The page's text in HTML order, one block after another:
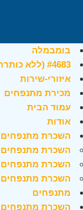
בומבמלה
#4683 (ללא כותרת)
איזורי-שירות
מכירת מתנפחים
עמוד הבית
אודות
השכרת מתנפחים
השכרת מתנפחים
השכרת מתנפחים
השכרת מתנפחים
מתנפחים
השכרת מתנפחים